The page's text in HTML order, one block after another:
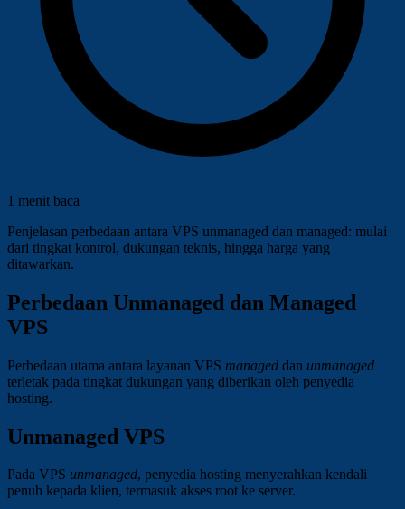
1 menit baca
Penjelasan perbedaan antara VPS unmanaged dan managed: mulai
dari tingkat kontrol, dukungan teknis, hingga harga yang
ditawarkan.
Perbedaan Unmanaged dan Managed
VPS
Perbedaan utama antara layanan VPS managed dan unmanaged
terletak pada tingkat dukungan yang diberikan oleh penyedia
hosting.
Unmanaged VPS
Pada VPS unmanaged, penyedia hosting menyerahkan kendali
penuh kepada klien, termasuk akses root ke server.